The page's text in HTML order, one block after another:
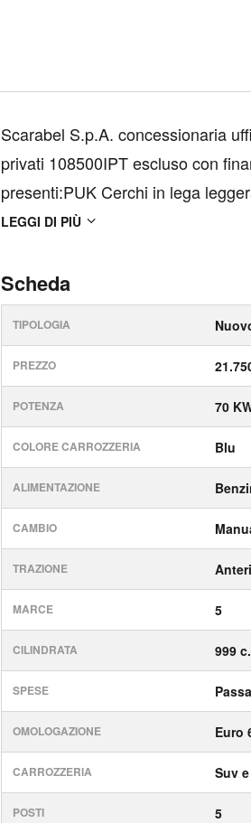
Scarabel S.p.A. concessionaria
privati 108500IPT escluso con
presenti:PUK Cerchi in lega
meccanizzati PWD Fari
LEGGI DI PIÙ
Scheda
TIPOLOGIA
PREZZO
POTENZA 70
COLORE CARROZZERIA Blu
ALIMENTAZIONE
CAMBIO
TRAZIONE
MARCE 5
CILINDRATA 999
SPESE
OMOLOGAZIONE Euro
CARROZZERIA Suv
POSTI 5